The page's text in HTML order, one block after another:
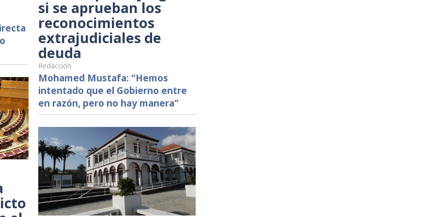
si se aprueban los
reconocimientos
extrajudiciales de
deuda
Redacción
Mohamed Mustafa: “Hemos
intentado que el Gobierno entre
en razón, pero no hay manera"